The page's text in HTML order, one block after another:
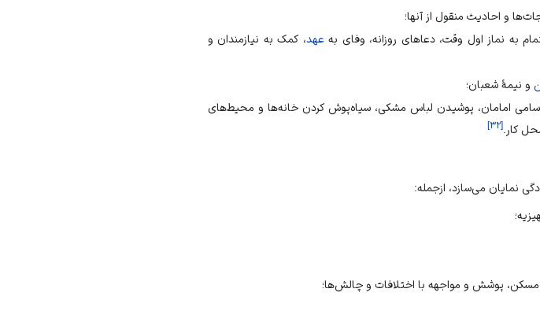
و احادیث منقول از آنها؛
به نماز اول وقت، دعاهای روزانه، وفای بهعهد، کمک به نیازمندان و
و نیمهٔ شعبان؛
اسامی امامان، پوشیدن لباس مشکی، سیاه‌پوش کردن خانه‌ها و محیط‌های
کار.[۳۲]
نمایان می‌سازد، ازجمله:
مسکن، پوشش و مواجهه با اختلافات و چالش‌ها؛